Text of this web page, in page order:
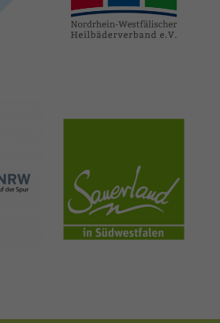
heilbaeder.de
sauerland.co
m